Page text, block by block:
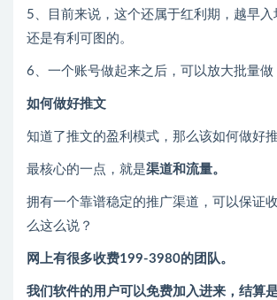
5、目前来说，这个还属于红利期，越早入
还是有利可图的。
6、一个账号做起来之后，可以放大批量做
如何做好推文
知道了推文的盈利模式，那么该如何做好
最核心的一点，就是渠道和流量。
拥有一个靠谱稳定的推广渠道，可以保证
么这么说？
网上有很多收费199-3980的团队。
我们软件的用户可以免费加入进来，结算是